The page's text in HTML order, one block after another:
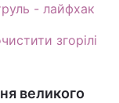
- лайфхак
згорілі
великого